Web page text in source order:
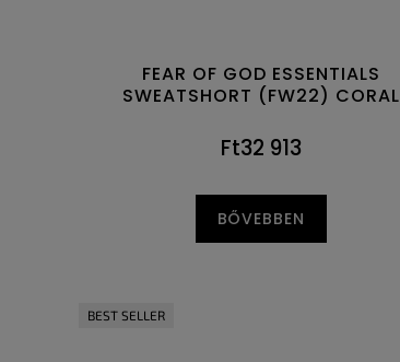
FEAR OF GOD ESSENTIALS
SWEATSHORT (FW22) CORAL
Ft32 913
BŐVEBBEN
BEST SELLER